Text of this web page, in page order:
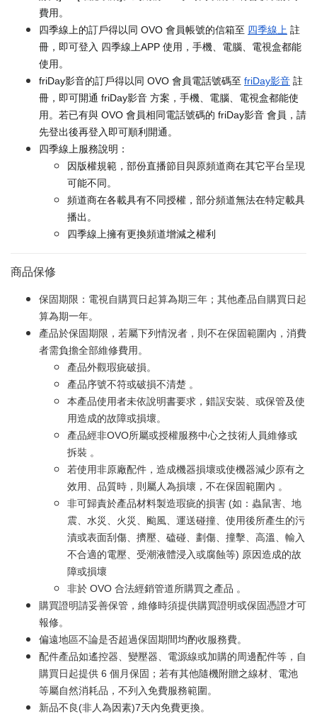
費用。
四季線上的訂戶得以同 OVO 會員帳號的信箱至 四季線上 註
冊，即可登入 四季線上APP 使用，手機、電腦、電視盒都能
使用。
friDay影音的訂戶得以同 OVO 會員電話號碼至 friDay影音 註
冊，即可開通 friDay影音 方案，手機、電腦、電視盒都能使
用。若已有與 OVO 會員相同電話號碼的 friDay影音 會員，請
先登出後再登入即可順利開通。
四季線上服務說明：
因版權規範，部份直播節目與原頻道商在其它平台呈現
可能不同。
頻道商在各載具有不同授權，部分頻道無法在特定載具
播出。
四季線上擁有更換頻道增減之權利
商品保修
保固期限：電視自購買日起算為期三年；其他產品自購買日起
算為期一年。
產品於保固期限，若屬下列情況者，則不在保固範圍內，消費
者需負擔全部維修費用。
產品外觀瑕疵破損。
產品序號不符或破損不清楚 。
本產品使用者未依說明書要求，錯誤安裝、或保管及使
用造成的故障或損壞。
產品經非OVO所屬或授權服務中心之技術人員維修或
拆裝 。
若使用非原廠配件，造成機器損壞或使機器減少原有之
效用、品質時，則屬人為損壞，不在保固範圍內 。
非可歸責於產品材料製造瑕疵的損害 (如：蟲鼠害、地
震、水災、火災、颱風、運送碰撞、使用後所產生的污
漬或表面刮傷、擠壓、磕碰、劃傷、撞擊、高溫、輸入
不合適的電壓、受潮液體浸入或腐蝕等) 原因造成的故
障或損壞
非於 OVO 合法經銷管道所購買之產品 。
購買證明請妥善保管，維修時須提供購買證明或保固憑證才可
報修。
偏遠地區不論是否超過保固期間均酌收服務費。
配件產品如遙控器、變壓器、電源線或加購的周邊配件等，自
購買日起提供 6 個月保固；若有其他隨機附贈之線材、電池
等屬自然消耗品，不列入免費服務範圍。
新品不良(非人為因素)7天內免費更換。